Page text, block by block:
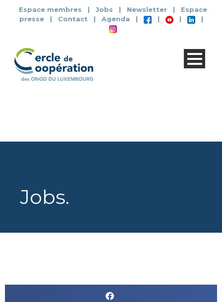
Espace membres | Jobs | Newsletter |
Espace
presse
| Contact | Agenda | | | |
Jobs.